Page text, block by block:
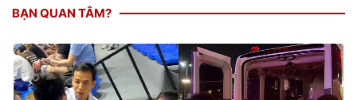
BẠN QUAN TÂM?